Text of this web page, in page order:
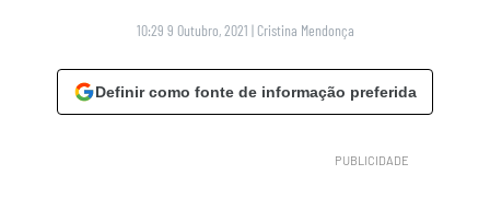
10:29 9 Outubro, 2021 | Cristina Mendonça
Definir como fonte de informação preferida